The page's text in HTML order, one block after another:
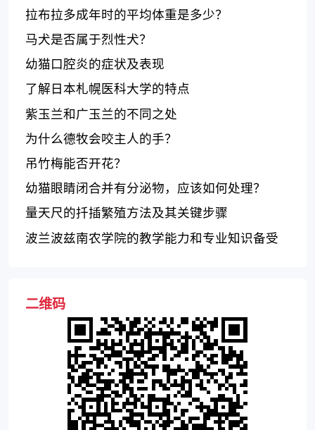
拉布拉多成年时的平均体重是多少？
马犬是否属于烈性犬？
幼猫口腔炎的症状及表现
了解日本札幌医科大学的特点
紫玉兰和广玉兰的不同之处
为什么德牧会咬主人的手？
吊竹梅能否开花？
幼猫眼睛闭合并有分泌物，应该如何处理？
量天尺的扦插繁殖方法及其关键步骤
波兰波兹南农学院的教学能力和专业知识备受
二维码